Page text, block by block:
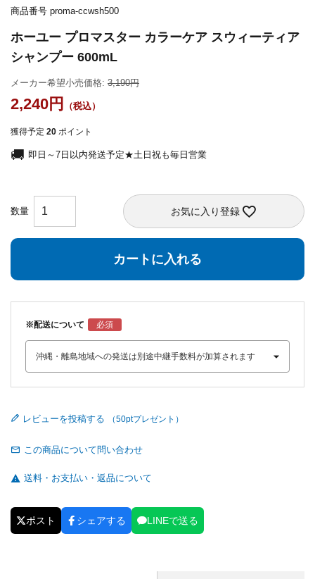
商品番号 proma-ccwsh500
ホーユー プロマスター カラーケア スウィーティア
シャンプー 600mL
メーカー希望小売価格: 3,190
2,240
獲得予定 20 ポイント
即日～7日以内発送予定★土日祝も毎日営業
お気に入り登録
カートに入れる
※配送について
レビューを投稿する
この商品について問い合わせ
送料・お支払い・返品について
ポスト シェアする LINEで送る